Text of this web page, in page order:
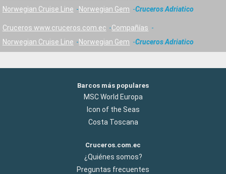
Norwegian Cruise Line
Norwegian Gem Cruceros Adriatico
Cruceros www.cruceros.com.ec
Compañías
Norwegian Cruise Line
Norwegian Gem Cruceros Adriatico
Barcos más populares
MSC World Europa
Icon of the Seas
Costa Toscana
Cruceros.com.ec
¿Quiénes somos?
Preguntas frecuentes